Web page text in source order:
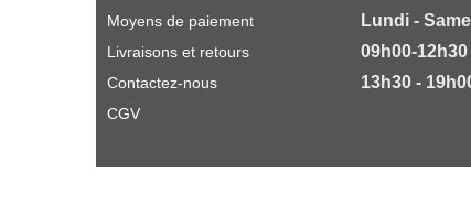
Moyens de paiement
Livraisons et retours
Contactez-nous
CGV
Lundi -
09h00-12h30
13h30 -